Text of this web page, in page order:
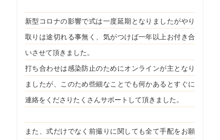
新型コロナの影響で式は一度延期となりましたがやり
取りは途切れる事無く、気がつけば一年以上お付き合
いさせて頂きました。
打ち合わせは感染防止のためにオンラインが主となり
ましたが、このため些細なことでも何かあるとすぐに
連絡をくださりたくさんサポートして頂きました。
また、式だけでなく前撮りに関しても全て手配をお願